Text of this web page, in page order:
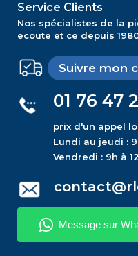
Service Clients
Nos spécialistes de la
ecoute et ce depuis
Suivre mon
01 76 47
prix d'un appel
Lundi au jeudi :
Vendredi : 9h à